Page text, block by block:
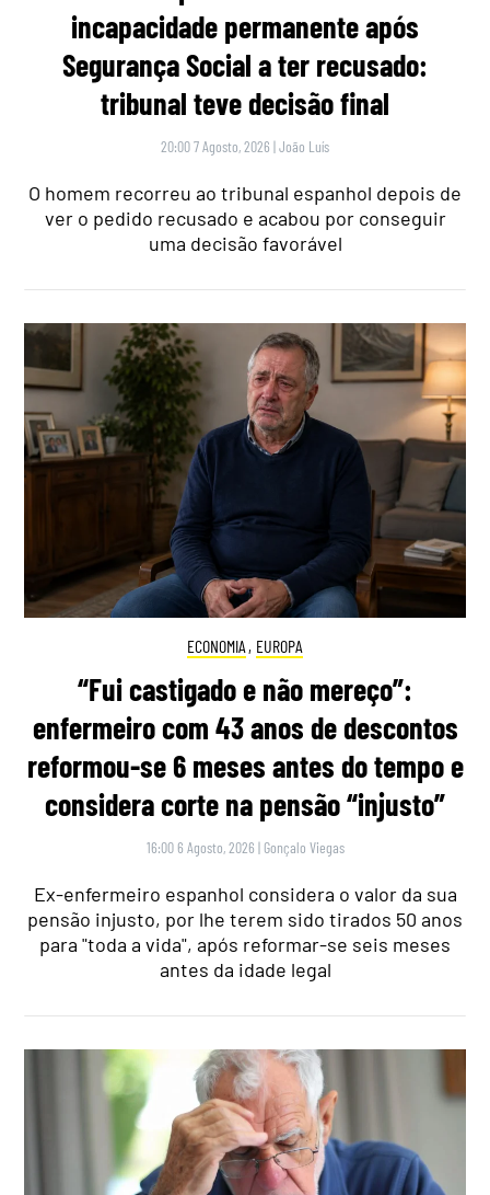
incapacidade permanente após
Segurança Social a ter recusado:
tribunal teve decisão final
20:00 7 Agosto, 2026 |João Luís
O homem recorreu ao tribunal espanhol depois de
ver o pedido recusado e acabou por conseguir
uma decisão favorável
ECONOMIA , EUROPA
“Fui castigado e não mereço”:
enfermeiro com 43 anos de descontos
reformou-se 6 meses antes do tempo e
considera corte na pensão “injusto”
16:00 6 Agosto, 2026 | Gonçalo Viegas
Ex-enfermeiro espanhol considera o valor da sua
pensão injusto, por lhe terem sido tirados 50 anos
para "toda a vida", após reformar-se seis meses
antes da idade legal